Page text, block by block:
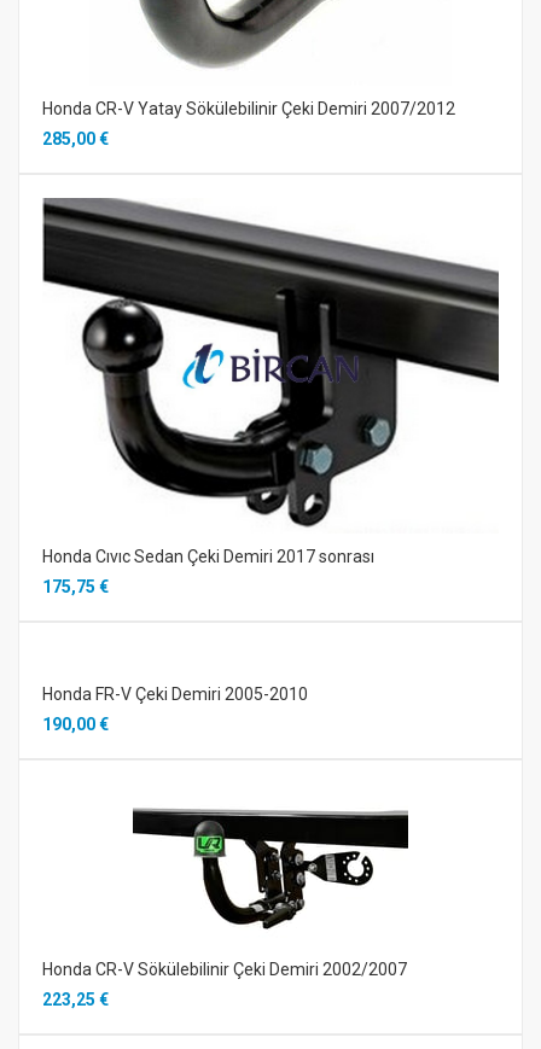
Honda CR-V Yatay Sökülebilinir Çeki Demiri 2007/2012
285,00 €
Honda Cıvıc Sedan Çeki Demiri 2017 sonrası
175,75 €
Honda FR-V Çeki Demiri 2005-2010
190,00 €
Honda CR-V Sökülebilinir Çeki Demiri 2002/2007
223,25 €